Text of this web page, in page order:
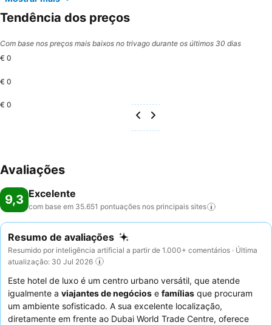
Tendência dos preços
Com base nos preços mais baixos no trivago durante os últimos 30 dias
€ 0
€ 0
€ 0
Avaliações
9,3 Excelente
com base em 35.651 pontuações nos principais sites
Resumo de avaliações
Resumido por inteligência artificial a partir de 1.000+ comentários · Última
atualização: 30 Jul 2026
Este hotel de luxo é um centro urbano versátil, que atende
igualmente a viajantes de negócios e famílias que procuram
um ambiente sofisticado. A sua excelente localização,
diretamente em frente ao Dubai World Trade Centre, oferece